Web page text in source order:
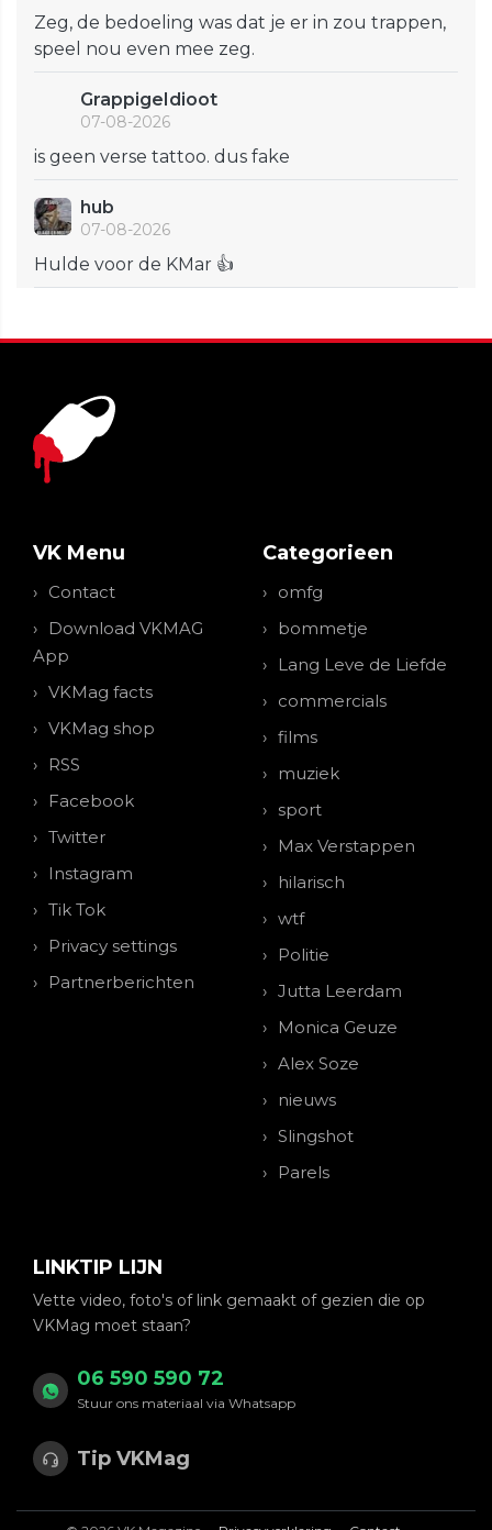
Zeg, de bedoeling was dat je er in zou trappen,
speel nou even mee zeg.
GrappigeIdioot
07-08-2026
is geen verse tattoo. dus fake
hub
07-08-2026
Hulde voor de KMar 👍
VK Menu
Contact
Download VKMAG
App
VKMag facts
VKMag shop
RSS
Facebook
Twitter
Instagram
Tik Tok
Privacy settings
Partnerberichten
Categorieen
omfg
bommetje
Lang Leve de Liefde
commercials
films
muziek
sport
Max Verstappen
hilarisch
wtf
Politie
Jutta Leerdam
Monica Geuze
Alex Soze
nieuws
Slingshot
Parels
LINKTIP LIJN
Vette video, foto's of link gemaakt of gezien die op
VKMag moet staan?
06 590 590 72
Stuur ons materiaal via Whatsapp
Tip VKMag